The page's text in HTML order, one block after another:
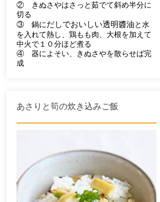
② きぬさやはさっと茹でて斜め半分に
切る
③ 鍋にだしでおいしい透明醬油と水
を入れて熱し、鶏もも肉、大根を加えて
中火で１０分ほど煮る
④ 器によそい、きぬさやを散らせば完
成
​あさりと筍の炊き込みご飯